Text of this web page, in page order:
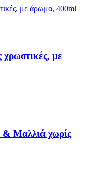
με
Μαλλιά χωρίς